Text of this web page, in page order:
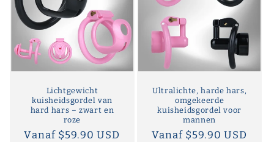
Lichtgewicht
kuisheidsgordel van
hard hars – zwart en
roze
Normale
Vanaf $59.90 USD
Ultralichte, harde hars,
omgekeerde
kuisheidsgordel voor
mannen
Normale
Vanaf $59.90 USD